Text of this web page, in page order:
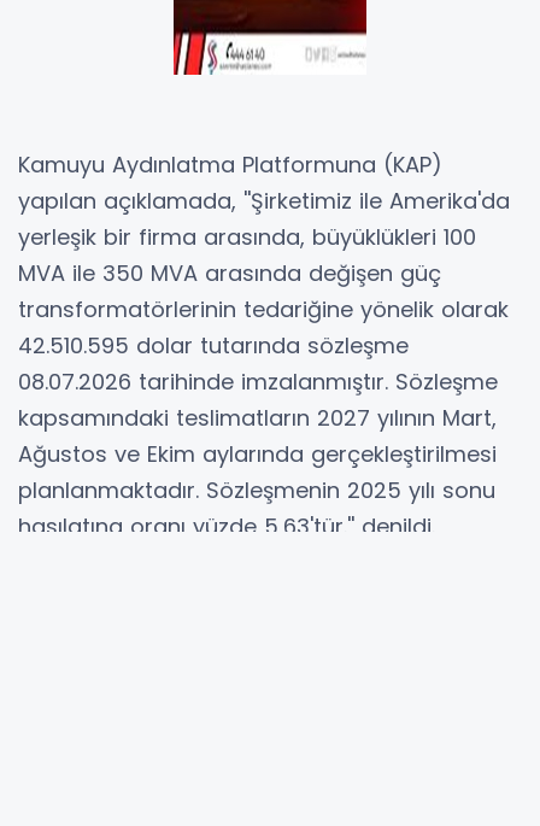
Kamuyu Aydınlatma Platformuna (KAP)
yapılan açıklamada, ''Şirketimiz ile Amerika'da
yerleşik bir firma arasında, büyüklükleri 100
MVA ile 350 MVA arasında değişen güç
transformatörlerinin tedariğine yönelik olarak
42.510.595 dolar tutarında sözleşme
08.07.2026 tarihinde imzalanmıştır. Sözleşme
kapsamındaki teslimatların 2027 yılının Mart,
Ağustos ve Ekim aylarında gerçekleştirilmesi
planlanmaktadır. Sözleşmenin 2025 yılı sonu
hasılatına oranı yüzde 5,63'tür.'' denildi.